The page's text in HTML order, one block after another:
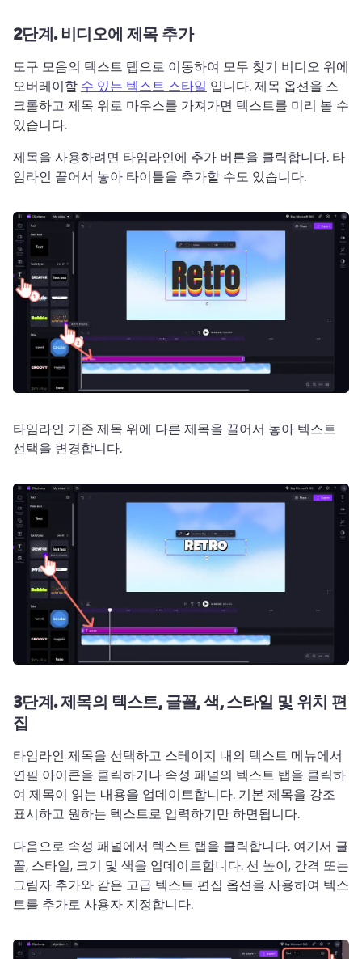
2단계.비디오에 제목 추가
도구 모음의 텍스트 탭으로 이동하여 모두 찾기 비디오 위에
오버레이할 수 있는 텍스트 스타일 입니다. 제목 옵션을 스
크롤하고 제목 위로 마우스를 가져가면 텍스트를 미리 볼 수
있습니다.
제목을 사용하려면 타임라인에 추가 버튼을 클릭합니다. 타
임라인 끌어서 놓아 타이틀을 추가할 수도 있습니다.
타임라인 기존 제목 위에 다른 제목을 끌어서 놓아 텍스트
선택을 변경합니다.
3단계.제목의 텍스트, 글꼴, 색, 스타일 및 위치 편
집
타임라인 제목을 선택하고 스테이지 내의 텍스트 메뉴에서
연필 아이콘을 클릭하거나 속성 패널의 텍스트 탭을 클릭하
여 제목이 읽는 내용을 업데이트합니다. 기본 제목을 강조
표시하고 원하는 텍스트로 입력하기만 하면됩니다.
다음으로 속성 패널에서 텍스트 탭을 클릭합니다. 여기서 글
꼴, 스타일, 크기 및 색을 업데이트합니다. 선 높이, 간격 또는
그림자 추가와 같은 고급 텍스트 편집 옵션을 사용하여 텍스
트를 추가로 사용자 지정합니다.